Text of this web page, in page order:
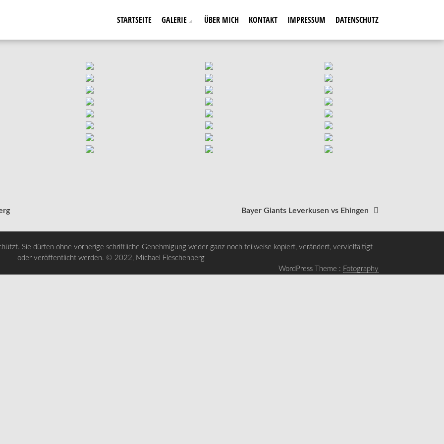
STARTSEITE GALERIE ÜBER MICH KONTAKT IMPRESSUM DATENSCHUTZ
Bayer Giants Leverkusen vs Ehingen
Sie dürfen ohne vorherige schriftliche Genehmigung weder ganz noch teilweise kopiert, verändert, vervielfältigt
oder veröffentlicht werden. © 2022, Michael Fleschenberg
WordPress Theme : Fotography